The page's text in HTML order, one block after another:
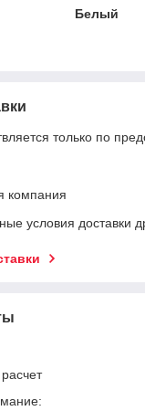
Белый
только по
компания
условия доставки